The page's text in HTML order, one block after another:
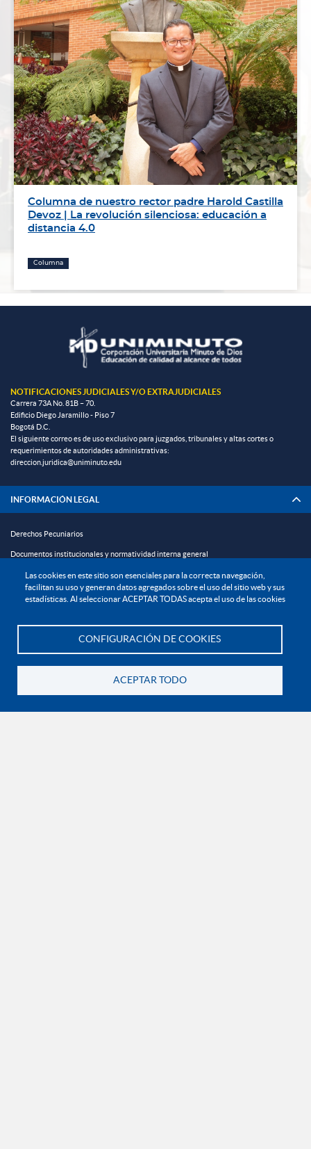
Las cookies en este sitio son esenciales para la correcta navegación,
facilitan su uso y generan datos agregados sobre el uso del sitio web y sus
estadísticas. Al seleccionar ACEPTAR TODAS acepta el uso de las cookies
CONFIGURACIÓN DE COOKIES
ACEPTAR TODO
Columna de nuestro rector padre Harold Castilla
Devoz | La revolución silenciosa: educación a
distancia 4.0
Columna
NOTIFICACIONES JUDICIALES Y/O EXTRAJUDICIALES
Carrera 73A No. 81B – 70.
Edificio Diego Jaramillo - Piso 7
Bogotá D.C.
El siguiente correo es de uso exclusivo para juzgados, tribunales y altas cortes o
requerimientos de autoridades administrativas:
direccion.juridica@uniminuto.edu
INFORMACIÓN LEGAL
Derechos Pecuniarios
Documentos institucionales y normatividad interna general
Reglamento estudiantil
Reglamento profesoral
Política de protección de datos personales
EXPLORA